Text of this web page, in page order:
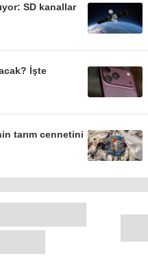
SD kanallar
İşte
tarım cennetini